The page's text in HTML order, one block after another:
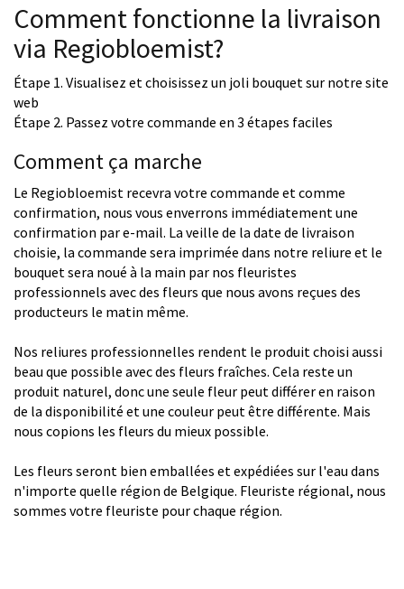
Comment fonctionne la livraison
via Regiobloemist?
Étape 1. Visualisez et choisissez un joli bouquet sur notre site
web
Étape 2. Passez votre commande en 3 étapes faciles
Comment ça marche
Le Regiobloemist recevra votre commande et comme
confirmation, nous vous enverrons immédiatement une
confirmation par e-mail. La veille de la date de livraison
choisie, la commande sera imprimée dans notre reliure et le
bouquet sera noué à la main par nos fleuristes
professionnels avec des fleurs que nous avons reçues des
producteurs le matin même.
Nos reliures professionnelles rendent le produit choisi aussi
beau que possible avec des fleurs fraîches. Cela reste un
produit naturel, donc une seule fleur peut différer en raison
de la disponibilité et une couleur peut être différente. Mais
nous copions les fleurs du mieux possible.
Les fleurs seront bien emballées et expédiées sur l'eau dans
n'importe quelle région de Belgique. Fleuriste régional, nous
sommes votre fleuriste pour chaque région.